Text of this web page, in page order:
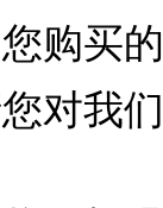
买的
我们